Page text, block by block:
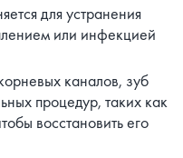
для устранения
или инфекцией
каналов, зуб
процедур, таких как
восстановить его